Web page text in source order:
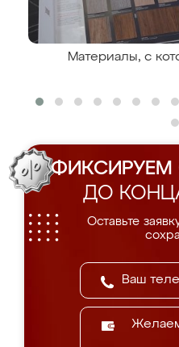
Материалы, с
ФИКСИРУЕМ
ДО
Оставьте